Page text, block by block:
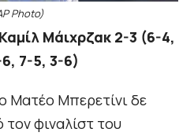
Photo)
Μάιχρζακ 2-3 (6-4,
7-5, 3-6)
Ματέο Μπερετίνι δε
τον φιναλίστ του